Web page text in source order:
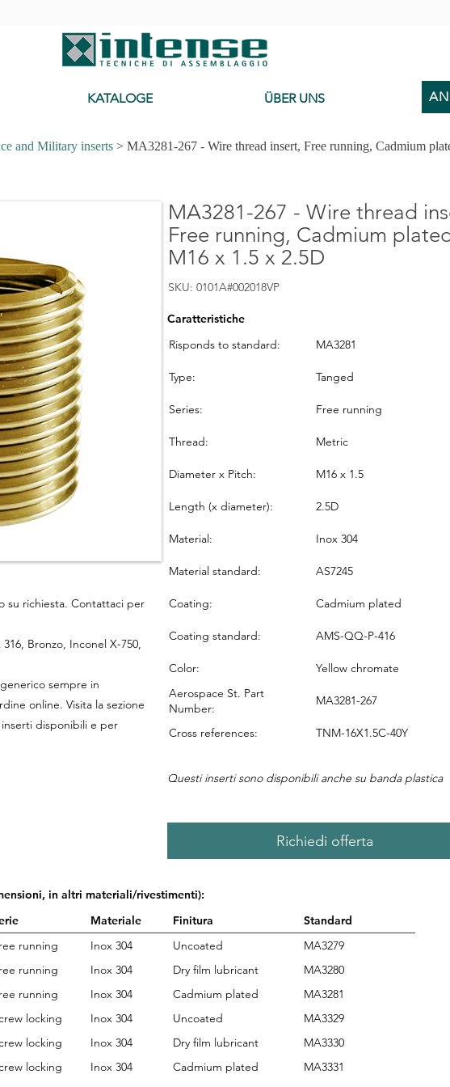
KATALOGE ÜBER UNS
and Military inserts > MA3281-267 - Wire thread insert, Free running, Cadmium
su richiesta. Contattaci per
Bronzo, Inconel X-750,
sempre in
online. Visita la sezione
disponibili e per
MA3281-267 - Wire thread
Free running, Cadmium
M16 x 1.5 x 2.5D
SKU: 0101A#002018VP
Caratteristiche
Risponds to standard:
MA3281
Type: Tanged
Series: Free running
Thread: Metric
Diameter x Pitch: M16 x 1.5
Length (x diameter): 2.5D
Material: Inox 304
Material standard: AS7245
Coating: Cadmium plated
Coating standard: AMS-QQ-P-416
Color:
Yellow chromate
Aerospace St. Part
Number:
MA3281-267
Cross references: TNM-16X1.5C-40Y
Questi inserti sono disponibili anche su banda plastica
Richiedi offerta
in altri materiali/rivestimenti):
Materiale Finitura
Standard
running Inox 304 Uncoated
MA3279
running Inox 304 Dry film lubricant
MA3280
running Inox 304 Cadmium plated
MA3281
locking Inox 304 Uncoated
MA3329
locking Inox 304 Dry film lubricant
MA3330
locking Inox 304 Cadmium plated MA3331